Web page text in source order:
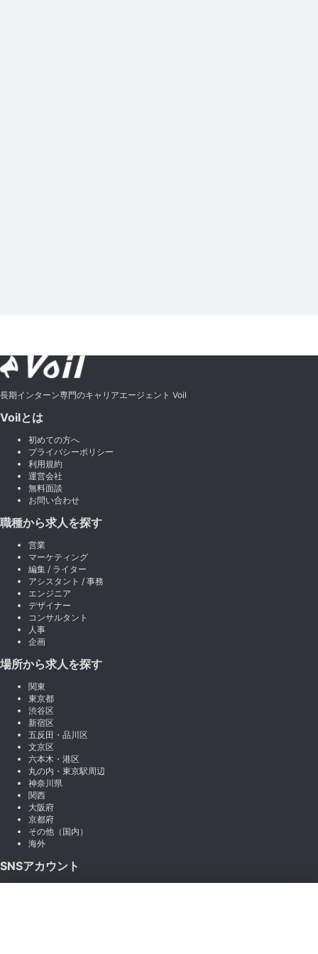
長期インターン専門のキャリアエージェント Voil
Voilとは
初めての方へ
プライバシーポリシー
利用規約
運営会社
無料面談
お問い合わせ
職種から求人を探す
営業
マーケティング
編集 / ライター
アシスタント / 事務
エンジニア
デザイナー
コンサルタント
人事
企画
場所から求人を探す
関東
東京都
渋谷区
新宿区
五反田・品川区
文京区
六本木・港区
丸の内・東京駅周辺
神奈川県
関西
大阪府
京都府
その他（国内）
海外
SNSアカウント